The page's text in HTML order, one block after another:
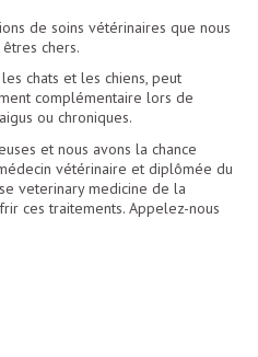
de soins vétérinaires que nous
chers.
chats et les chiens, peut
complémentaire lors de
ou chroniques.
et nous avons la chance
vétérinaire et diplômée du
veterinary medicine de la
ces traitements. Appelez-nous